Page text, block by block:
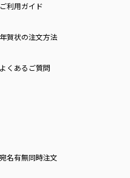
ご利用ガイド
年賀状の注文方法
よくあるご質問
宛名有無同時注文